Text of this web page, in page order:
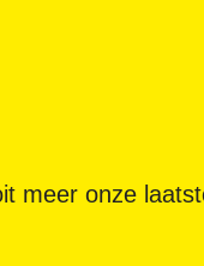
meer onze